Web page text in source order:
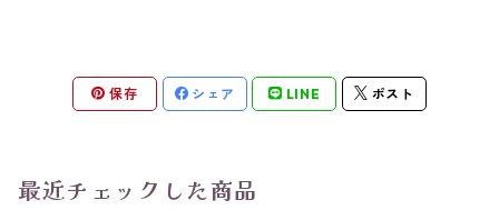
保存 シェア LINE ポスト
最近チェックした商品